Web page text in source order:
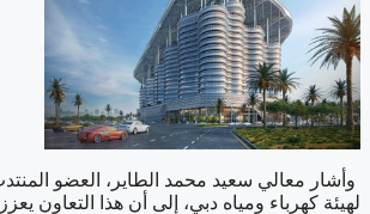
وأشار معالي سعيد محمد الطاير، العضو
لهيئة كهرباء ومياه دبي، إلى أن هذا التعاون